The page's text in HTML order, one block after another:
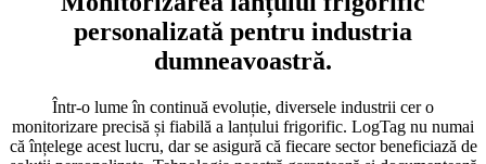
personalizată pentru industria
dumneavoastră.
Într-o lume în continuă evoluție, diversele industrii cer o
monitorizare precisă și fiabilă a lanțului frigorific. LogTag nu numai
că înțelege acest lucru, dar se asigură că fiecare sector beneficiază de